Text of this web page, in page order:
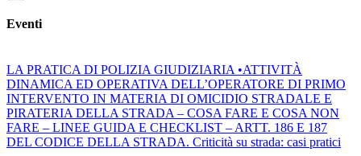
Eventi
LA PRATICA DI POLIZIA GIUDIZIARIA •ATTIVITÀ
DINAMICA ED OPERATIVA DELL’OPERATORE DI PRIMO
INTERVENTO IN MATERIA DI OMICIDIO STRADALE E
PIRATERIA DELLA STRADA – COSA FARE E COSA NON
FARE – LINEE GUIDA E CHECKLIST – ARTT. 186 E 187
DEL CODICE DELLA STRADA. Criticità su strada: casi pratici